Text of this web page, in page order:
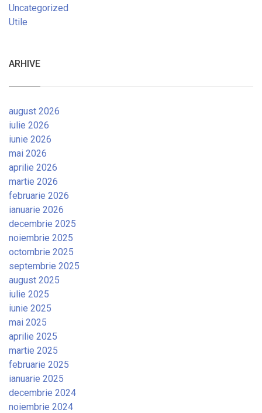
Uncategorized
Utile
ARHIVE
august 2026
iulie 2026
iunie 2026
mai 2026
aprilie 2026
martie 2026
februarie 2026
ianuarie 2026
decembrie 2025
noiembrie 2025
octombrie 2025
septembrie 2025
august 2025
iulie 2025
iunie 2025
mai 2025
aprilie 2025
martie 2025
februarie 2025
ianuarie 2025
decembrie 2024
noiembrie 2024